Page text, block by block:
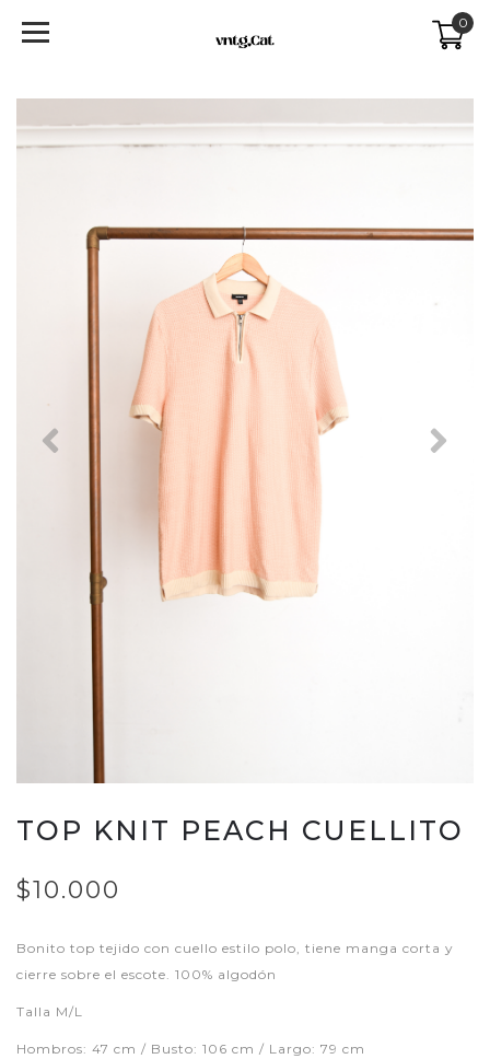
0
Previous Next
TOP KNIT PEACH CUELLITO
$10.000
Bonito top tejido con cuello estilo polo, tiene manga corta y
cierre sobre el escote. 100% algodón
Talla M/L
Hombros: 47 cm / Busto: 106 cm / Largo: 79 cm